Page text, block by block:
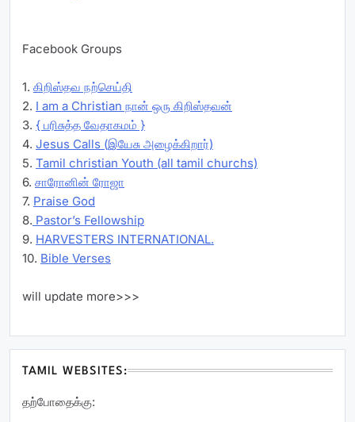
Facebook Groups
1. கிறிஸ்தவ நற்செய்தி
2. I am a Christian நான் ஒரு கிறிஸ்தவன்
3. { பரிசுத்த வேதாகமம் }
4. Jesus Calls (இயேசு அழைக்கிறார்)
5. Tamil christian Youth (all tamil churchs)
6. சாரோனின் ரோஜா
7. Praise God
8. Pastor’s Fellowship
9. HARVESTERS INTERNATIONAL.
10. Bible Verses
will update more>>>
TAMIL WEBSITES:
தற்போதைக்கு: